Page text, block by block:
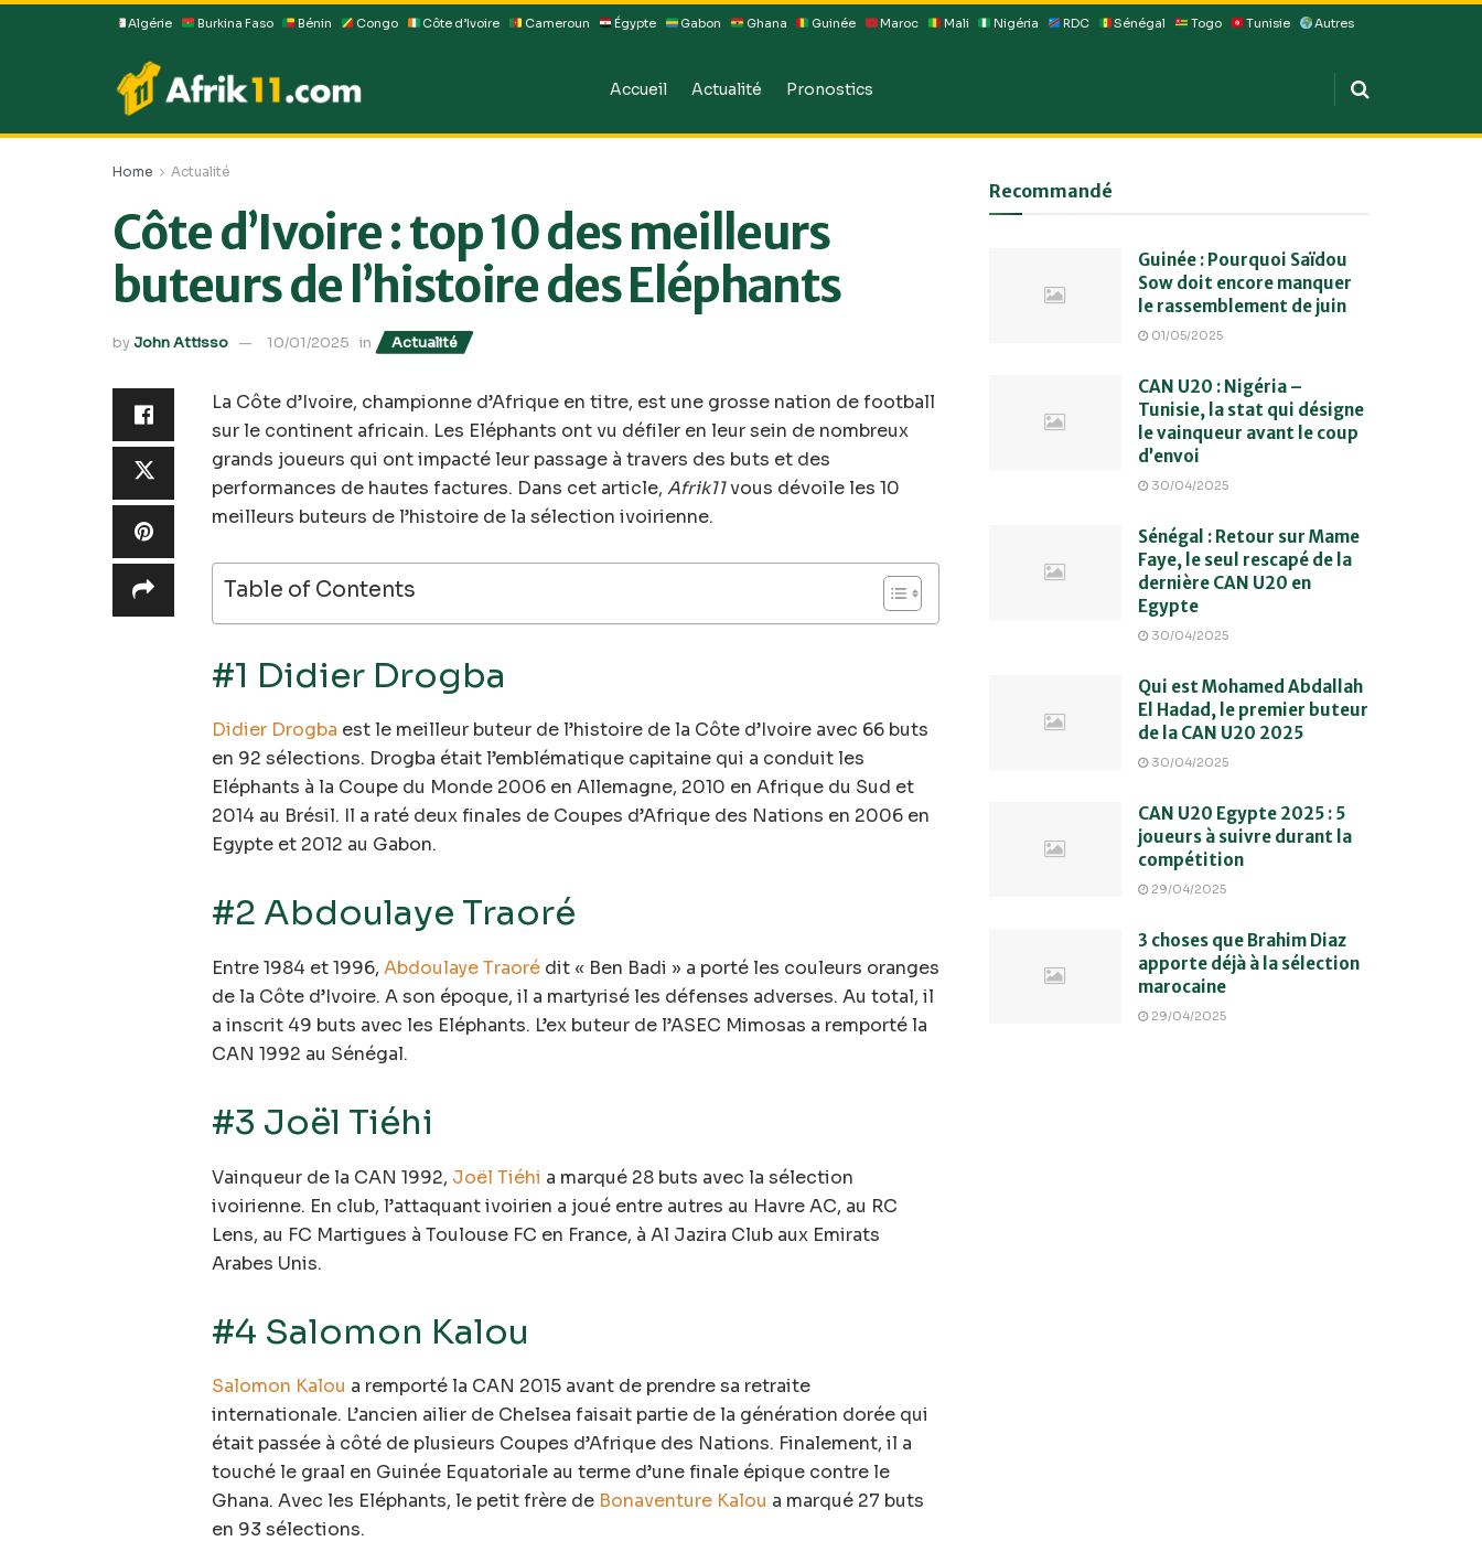
Algérie Burkina Faso Bénin Congo Côte d’Ivoire Cameroun Égypte Gabon Ghana Guinée Maroc Mali Nigéria RDC Sénégal Togo Tunisie Autres
Accueil Actualité Pronostics
Home Actualité
Côte d’Ivoire : top 10 des meilleurs
buteurs de l’histoire des Eléphants
byJohn Attisso 10/01/2025 in Actualité
La Côte d’Ivoire, championne d’Afrique en titre, est une grosse nation de football
sur le continent africain. Les Eléphants ont vu défiler en leur sein de nombreux
grands joueurs qui ont impacté leur passage à travers des buts et des
performances de hautes factures. Dans cet article, Afrik11vous dévoile les 10
meilleurs buteurs de l’histoire de la sélection ivoirienne.
Table of Contents
#1 Didier Drogba
Didier Drogba est le meilleur buteur de l’histoire de la Côte d’Ivoire avec 66 buts
en 92 sélections. Drogba était l’emblématique capitaine qui a conduit les
Eléphants à la Coupe du Monde 2006 en Allemagne, 2010 en Afrique du Sud et
2014 au Brésil. Il a raté deux finales de Coupes d’Afrique des Nations en 2006 en
Egypte et 2012 au Gabon.
#2 Abdoulaye Traoré
Entre 1984 et 1996, Abdoulaye Traoré dit « Ben Badi » a porté les couleurs oranges
de la Côte d’Ivoire. A son époque, il a martyrisé les défenses adverses. Au total, il
a inscrit 49 buts avec les Eléphants. L’ex buteur de l’ASEC Mimosas a remporté la
CAN 1992 au Sénégal.
#3 Joël Tiéhi
Vainqueur de la CAN 1992, Joël Tiéhi a marqué 28 buts avec la sélection
ivoirienne. En club, l’attaquant ivoirien a joué entre autres au Havre AC, au RC
Lens, au FC Martigues à Toulouse FC en France, à Al Jazira Club aux Emirats
Arabes Unis.
#4 Salomon Kalou
Salomon Kalou a remporté la CAN 2015 avant de prendre sa retraite
internationale. L’ancien ailier de Chelsea faisait partie de la génération dorée qui
était passée à côté de plusieurs Coupes d’Afrique des Nations. Finalement, il a
touché le graal en Guinée Equatoriale au terme d’une finale épique contre le
Ghana. Avec les Eléphants, le petit frère de Bonaventure Kalou a marqué 27 buts
en 93 sélections.
Recommandé
Guinée : Pourquoi Saïdou
Sow doit encore manquer
le rassemblement de juin
01/05/2025
CAN U20 : Nigéria –
Tunisie, la stat qui désigne
le vainqueur avant le coup
d’envoi
30/04/2025
Sénégal : Retour sur Mame
Faye, le seul rescapé de la
dernière CAN U20 en
Egypte
30/04/2025
Qui est Mohamed Abdallah
El Hadad, le premier buteur
de la CAN U20 2025
30/04/2025
CAN U20 Egypte 2025 : 5
joueurs à suivre durant la
compétition
29/04/2025
3 choses que Brahim Diaz
apporte déjà à la sélection
marocaine
29/04/2025